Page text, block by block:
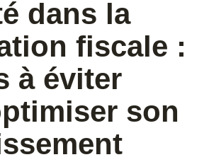
dans la
fiscale :
à éviter
son